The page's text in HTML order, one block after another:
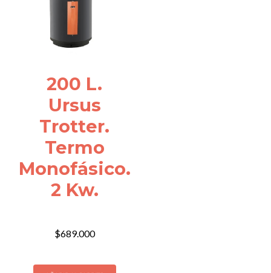
200 L.
Ursus
Trotter.
Termo
Monofásico.
2 Kw.
$689.000